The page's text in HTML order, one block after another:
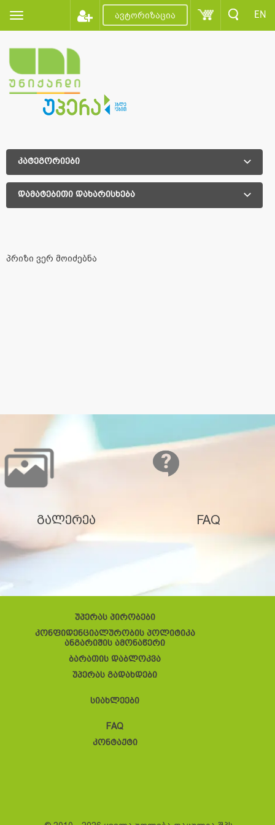
ავტორიზაცია EN
კატეგორიები
დამატებითი დახარისხება
პრიზი ვერ მოიძებნა
გალერეა FAQ
უპერას პირობები
კონფიდენციალურობის პოლიტიკა
ანგარიშის ამონაწერი
ბარათის დაბლოკვა
უპერას გადახდები
სიახლეები
FAQ
კონტაქტი